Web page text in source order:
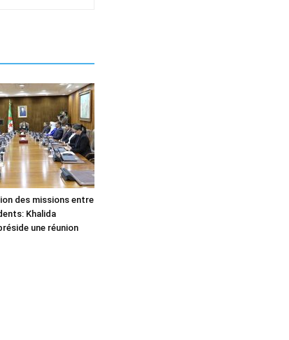
des missions entre
Khalida
une réunion